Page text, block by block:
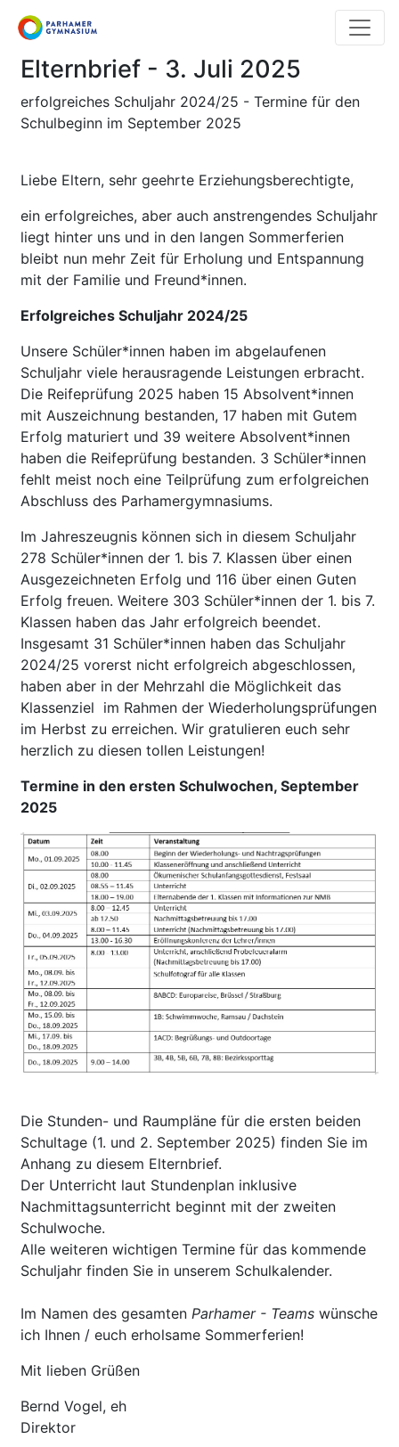
Direkt
zum
Elternbrief - 3. Juli 2025
erfolgreiches Schuljahr 2024/25 - Termine für den
Schulbeginn im September 2025
Liebe Eltern, sehr geehrte Erziehungsberechtigte,
ein erfolgreiches, aber auch anstrengendes Schuljahr
liegt hinter uns und in den langen Sommerferien
bleibt nun mehr Zeit für Erholung und Entspannung
mit der Familie und Freund*innen.
Erfolgreiches Schuljahr 2024/25
Unsere Schüler*innen haben im abgelaufenen
Schuljahr viele herausragende Leistungen erbracht.
Die Reifeprüfung 2025 haben 15 Absolvent*innen
mit Auszeichnung bestanden, 17 haben mit Gutem
Erfolg maturiert und 39 weitere Absolvent*innen
haben die Reifeprüfung bestanden. 3 Schüler*innen
fehlt meist noch eine Teilprüfung zum erfolgreichen
Abschluss des Parhamergymnasiums.
Im Jahreszeugnis können sich in diesem Schuljahr
278 Schüler*innen der 1. bis 7. Klassen über einen
Ausgezeichneten Erfolg und 116 über einen Guten
Erfolg freuen. Weitere 303 Schüler*innen der 1. bis 7.
Klassen haben das Jahr erfolgreich beendet.
Insgesamt 31 Schüler*innen haben das Schuljahr
2024/25 vorerst nicht erfolgreich abgeschlossen,
haben aber in der Mehrzahl die Möglichkeit das
Klassenziel im Rahmen der Wiederholungsprüfungen
im Herbst zu erreichen. Wir gratulieren euch sehr
herzlich zu diesen tollen Leistungen!
Termine in den ersten Schulwochen, September
2025
Die Stunden- und Raumpläne für die ersten beiden
Schultage (1. und 2. September 2025) finden Sie im
Anhang zu diesem Elternbrief.
Der Unterricht laut Stundenplan inklusive
Nachmittagsunterricht beginnt mit der zweiten
Schulwoche.
Alle weiteren wichtigen Termine für das kommende
Schuljahr finden Sie in unserem Schulkalender.
Im Namen des gesamten Parhamer - Teams wünsche
ich Ihnen / euch erholsame Sommerferien!
Mit lieben Grüßen
Bernd Vogel, eh
Direktor